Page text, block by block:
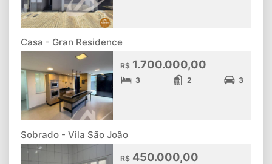
Casa - Gran Residence
R$ 1.700.000,00
3 2 3
Sobrado - Vila São João
R$ 450.000,00